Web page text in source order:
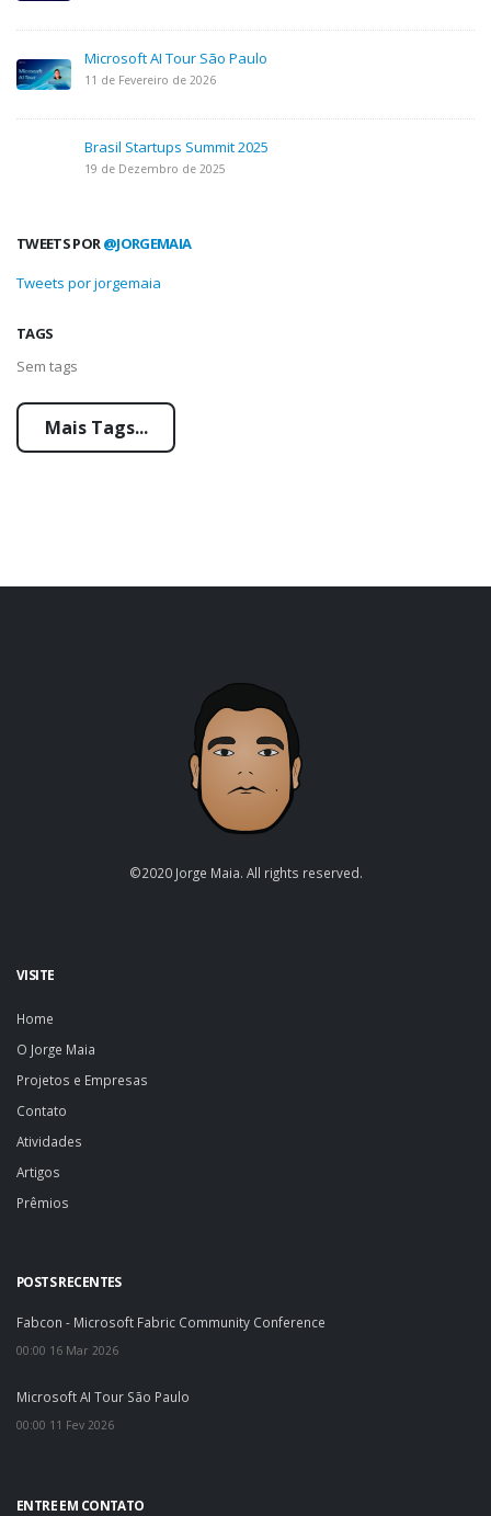
Microsoft AI Tour São Paulo
11 de Fevereiro de 2026
Brasil Startups Summit 2025
19 de Dezembro de 2025
TWEETS POR@JORGEMAIA
Tweets por jorgemaia
TAGS
Sem tags
Mais Tags...
©2020 Jorge Maia. All rights reserved.
VISITE
Home
O Jorge Maia
Projetos e Empresas
Contato
Atividades
Artigos
Prêmios
POSTS RECENTES
Fabcon - Microsoft Fabric Community Conference
00:00 16 Mar 2026
Microsoft AI Tour São Paulo
00:00 11 Fev 2026
ENTRE EM CONTATO